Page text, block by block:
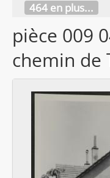
464 en plus...
pièce 009
chemin de